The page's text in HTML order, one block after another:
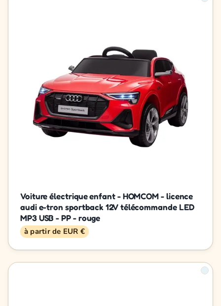
Voiture électrique enfant - HOMCOM - licence
audi e-tron sportback 12V télécommande LED
MP3 USB - PP - rouge
à partir de EUR €